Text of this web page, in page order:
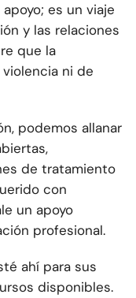
es un viaje
y las relaciones
que la
ni de
podemos allanar
de tratamiento
con
un apoyo
profesional.
ahí para sus
disponibles.